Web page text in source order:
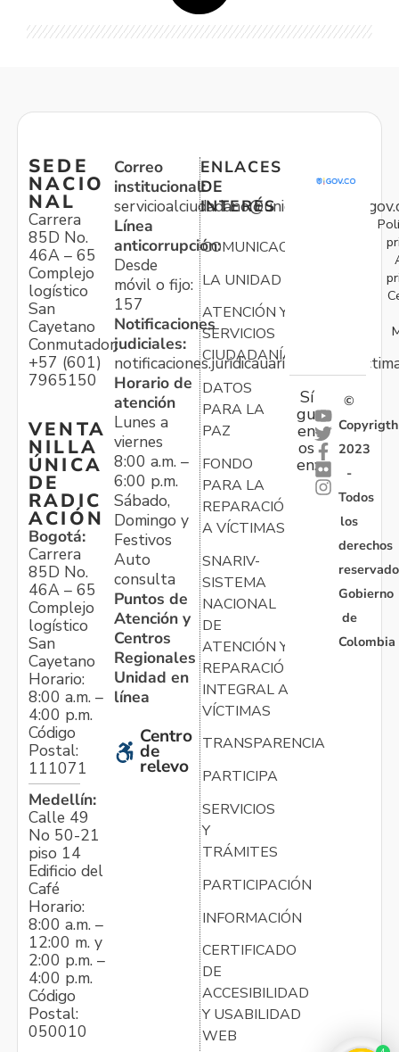
SEDE
NACIO
NAL
Carrera
85D No.
46A – 65
Complejo
logístico
San
Cayetano
Conmutador:
+57 (601)
7965150
VENTA
NILLA
ÚNICA
DE
RADIC
ACIÓN
Bogotá:
Carrera
85D No.
46A – 65
Complejo
logístico
San
Cayetano
Horario:
8:00 a.m. –
4:00 p.m.
Código
Postal:
111071
Medellín:
Calle 49
No 50-21
piso 14
Edificio del
Café
Horario:
8:00 a.m. –
12:00 m. y
2:00 p.m. –
4:00 p.m.
Código
Postal:
050010
Correo
institucional:
Línea
anticorrupción:
Desde
móvil o fijo:
157
Notificaciones
judiciales:
Horario de
atención
Lunes a
viernes
8:00 a.m. –
6:00 p.m.
Sábado,
Domingo y
Festivos
Auto
consulta
Puntos de
Atención y
Centros
Regionales
Unidad en
línea
Centro
de
relevo
ENLACES
DE
INTERÉS
COMUNICACIONES
LA UNIDAD
ATENCIÓN Y
SERVICIOS
CIUDADANÍA
DATOS
PARA LA
PAZ
FONDO
PARA LA
REPARACIÓN
A VÍCTIMAS
SNARIV-
SISTEMA
NACIONAL
DE
ATENCIÓN Y
REPARACIÓN
INTEGRAL A
VÍCTIMAS
TRANSPARENCIA
PARTICIPA
SERVICIOS
Y
TRÁMITES
PARTICIPACIÓN
INFORMACIÓN
CERTIFICADO
DE
ACCESIBILIDAD
Y USABILIDAD
WEB
Sí
gu
en
os
en:
©
Copyrigth
2023
-
Todos
los
derechos
Gobierno
de
Colombia